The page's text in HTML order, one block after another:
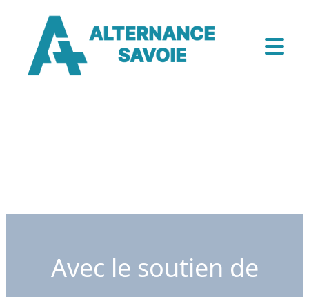
Avec le soutien de